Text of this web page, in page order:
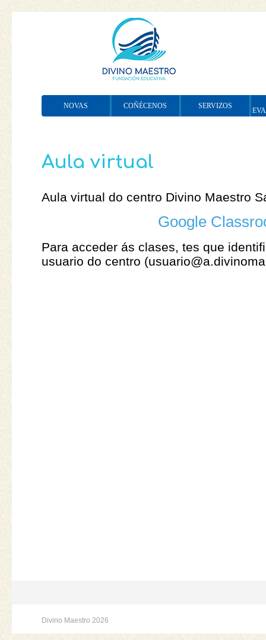
NOVAS COÑÉCENOS SERVIZOS
Aula virtual
Aula virtual do centro Divino Maestro
Google
Para acceder ás clases, tes que
usuario do centro
Divino Maestro 2026